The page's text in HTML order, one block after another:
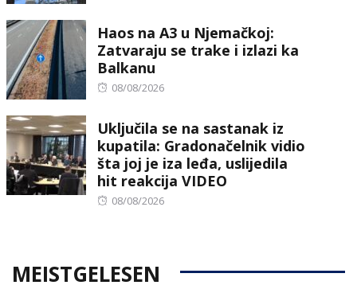
Haos na A3 u Njemačkoj:
Zatvaraju se trake i izlazi ka
Balkanu
Posted
08/08/2026
Uključila se na sastanak iz
kupatila: Gradonačelnik vidio
šta joj je iza leđa, uslijedila
hit reakcija VIDEO
Posted
08/08/2026
MEISTGELESEN